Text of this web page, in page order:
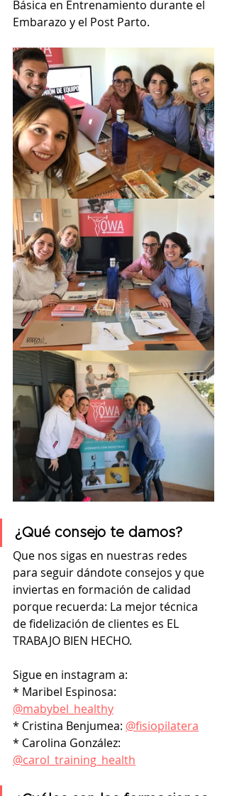
Básica en Entrenamiento durante el
Embarazo y el Post Parto.
¿Qué consejo te damos?
Que nos sigas en nuestras redes
para seguir dándote consejos y que
inviertas en formación de calidad
porque recuerda: La mejor técnica
de fidelización de clientes es EL
TRABAJO BIEN HECHO.
Sigue en instagram a:
* Maribel Espinosa:
@mabybel_healthy
* Cristina Benjumea: @fisiopilatera
* Carolina González:
@carol_training_health